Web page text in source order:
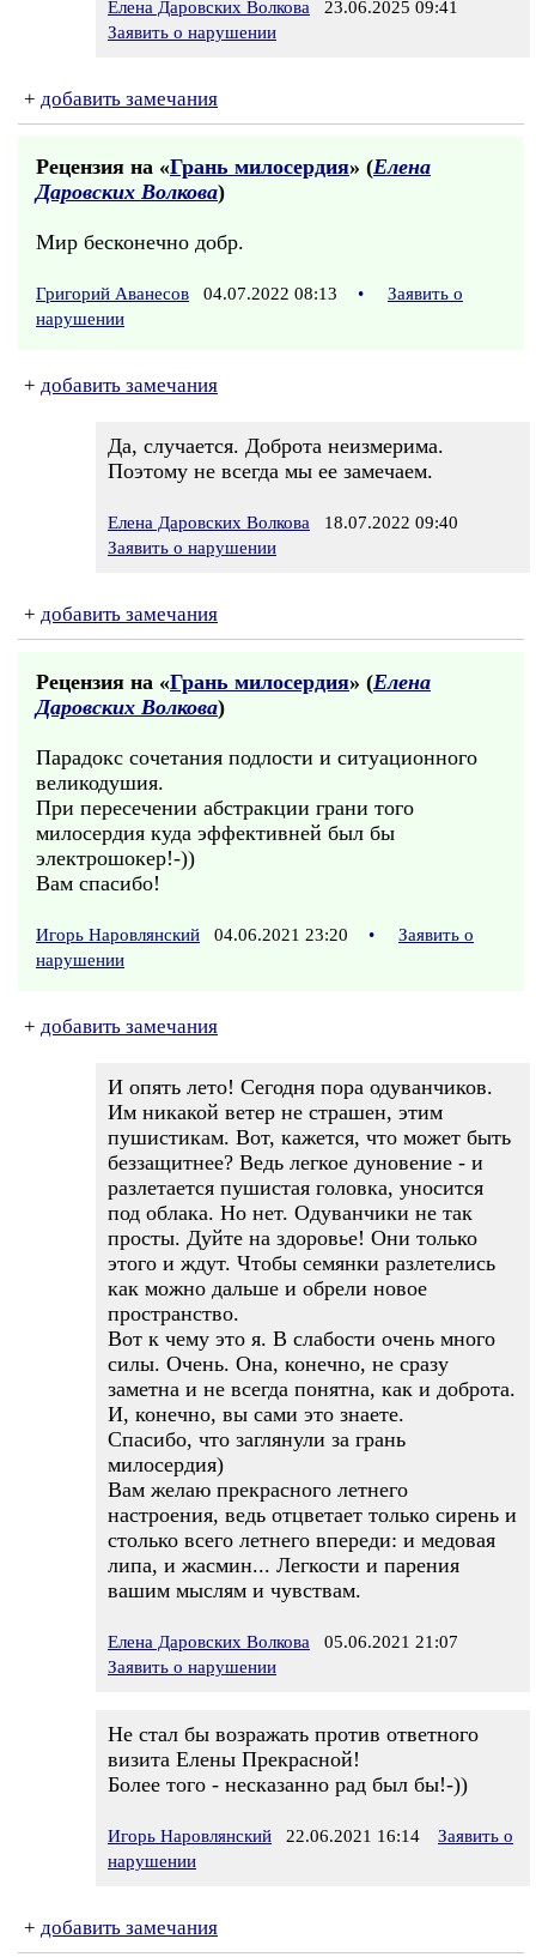
Елена Даровских Волкова 23.06.2025 09:41
Заявить о нарушении
+ добавить замечания
Рецензия на «Грань милосердия» (Елена
Даровских Волкова)
Мир бесконечно добр.
Григорий Аванесов 04.07.2022 08:13 •
Заявить о
нарушении
+ добавить замечания
Да, случается. Доброта неизмерима.
Поэтому не всегда мы ее замечаем.
Елена Даровских Волкова 18.07.2022 09:40
Заявить о нарушении
+ добавить замечания
Рецензия на «Грань милосердия» (Елена
Даровских Волкова)
Парадокс сочетания подлости и ситуационного
великодушия.
При пересечении абстракции грани того
милосердия куда эффективней был бы
электрошокер!-))
Вам спасибо!
Игорь Наровлянский 04.06.2021 23:20 •
Заявить о
нарушении
+ добавить замечания
И опять лето! Сегодня пора одуванчиков.
Им никакой ветер не страшен, этим
пушистикам. Вот, кажется, что может быть
беззащитнее? Ведь легкое дуновение - и
разлетается пушистая головка, уносится
под облака. Но нет. Одуванчики не так
просты. Дуйте на здоровье! Они только
этого и ждут. Чтобы семянки разлетелись
как можно дальше и обрели новое
пространство.
Вот к чему это я. В слабости очень много
силы. Очень. Она, конечно, не сразу
заметна и не всегда понятна, как и доброта.
И, конечно, вы сами это знаете.
Спасибо, что заглянули за грань
милосердия)
Вам желаю прекрасного летнего
настроения, ведь отцветает только сирень и
столько всего летнего впереди: и медовая
липа, и жасмин... Легкости и парения
вашим мыслям и чувствам.
Елена Даровских Волкова 05.06.2021 21:07
Заявить о нарушении
Не стал бы возражать против ответного
визита Елены Прекрасной!
Более того - несказанно рад был бы!-))
Игорь Наровлянский 22.06.2021 16:14
Заявить о
нарушении
+ добавить замечания